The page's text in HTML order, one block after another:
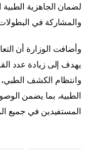
لضمان الجاهزية الطبية
والمشاركة في
وأضافت الوزارة أن
يهدف إلى زيادة عدد
وانتظام الكشف الطبي،
الطبية، بما يضمن
المستفيدين في جميع